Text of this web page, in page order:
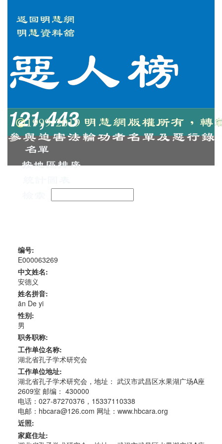
121,443
编号:
E000063269
中文姓名:
安德义
姓名拼音:
ān De yi
性别:
男
职务职称:
工作单位名称:
湖北省孔子学术研究会
工作单位地址:
湖北省孔子学术研究会，地址： 武汉市武昌区水果湖广场A座
2609室 邮编： 430000
电话：027-87270376，15337110338
电邮：hbcara@126.com 网址：www.hbcara.org
近照:
家庭住址: